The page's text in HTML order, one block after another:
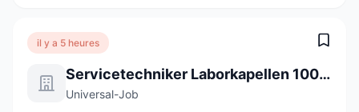
il y a 5 heures
Servicetechniker Laborkapellen 100% (m/w/d)
Universal-Job